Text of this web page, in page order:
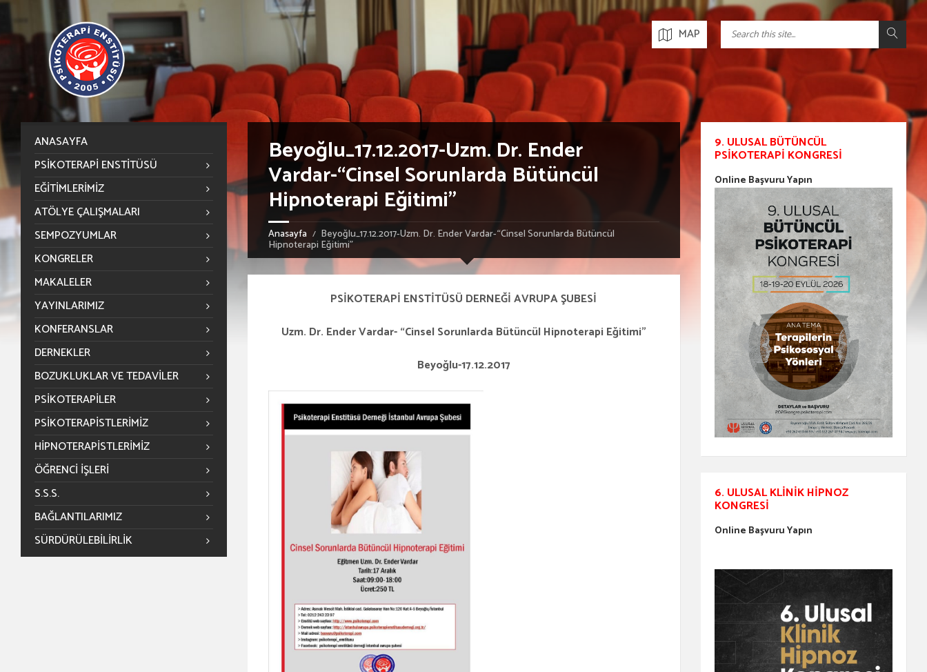
MAP
Beyoğlu_17.12.2017-Uzm. Dr. Ender
Vardar-“Cinsel Sorunlarda Bütüncül
Hipnoterapi Eğitimi”
Anasayfa Beyoğlu_17.12.2017-Uzm. Dr. Ender Vardar-“Cinsel Sorunlarda Bütüncül
Hipnoterapi Eğitimi”
PSİKOTERAPİ ENSTİTÜSÜ DERNEĞİ AVRUPA ŞUBESİ
Uzm. Dr. Ender Vardar- “Cinsel Sorunlarda Bütüncül Hipnoterapi Eğitimi”
Beyoğlu-17.12.2017
ANASAYFA
PSIKOTERAPI ENSTITÜSÜ
EĞITIMLERIMIZ
ATÖLYE ÇALIŞMALARI
SEMPOZYUMLAR
KONGRELER
MAKALELER
YAYINLARIMIZ
KONFERANSLAR
DERNEKLER
BOZUKLUKLAR VE TEDAVILER
PSIKOTERAPILER
PSIKOTERAPISTLERIMIZ
HIPNOTERAPISTLERIMIZ
ÖĞRENCİ İŞLERİ
S.S.S.
BAĞLANTILARIMIZ
SÜRDÜRÜLEBILIRLIK
9. ULUSAL BÜTÜNCÜL
PSIKOTERAPI KONGRESI
Online Başvuru Yapın
6. ULUSAL KLINIK HIPNOZ
KONGRESI
Online Başvuru Yapın